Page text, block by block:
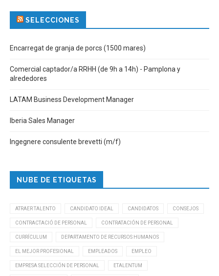
SELECCIONES
Encarregat de granja de porcs (1500 mares)
Comercial captador/a RRHH (de 9h a 14h) - Pamplona y
alrededores
LATAM Business Development Manager
Iberia Sales Manager
Ingegnere consulente brevetti (m/f)
NUBE DE ETIQUETAS
ATRAER TALENTO CANDIDATO IDEAL CANDIDATOS CONSEJOS
CONTRACTACIÓ DE PERSONAL CONTRATACIÓN DE PERSONAL
CURRÍCULUM DEPARTAMENTO DE RECURSOS HUMANOS
EL MEJOR PROFESIONAL EMPLEADOS EMPLEO
EMPRESA SELECCIÓN DE PERSONAL ETALENTUM